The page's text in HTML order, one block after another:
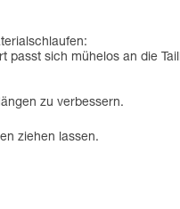
sich mühelos an die
zu verbessern.
ziehen lassen.